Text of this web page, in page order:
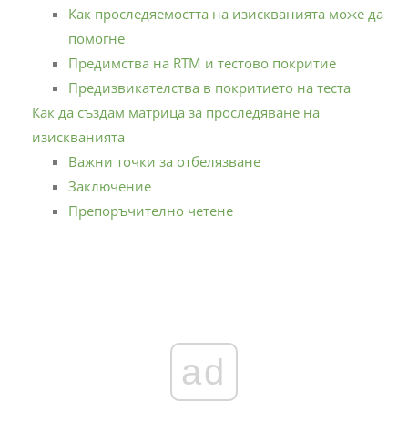
Как проследяемостта на изискванията може да
помогне
Предимства на RTM и тестово покритие
Предизвикателства в покритието на теста
Как да създам матрица за проследяване на
изискванията
Важни точки за отбелязване
Заключение
Препоръчително четене
ad